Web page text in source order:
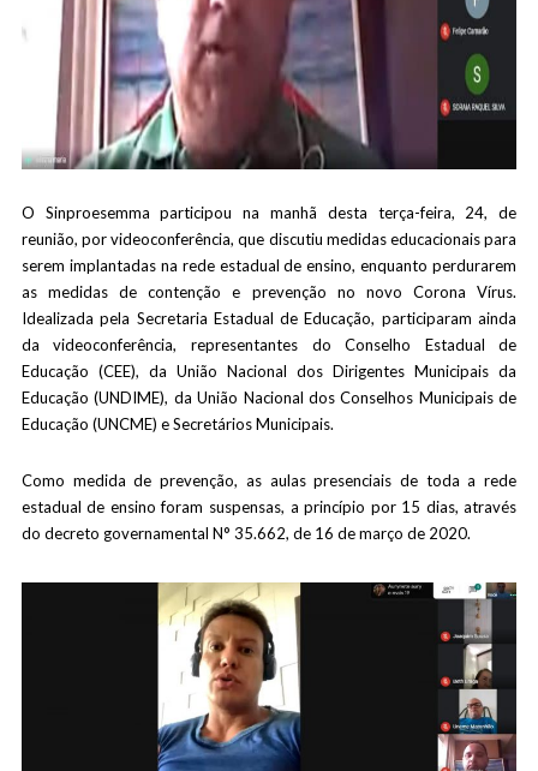
O Sinproesemma participou na manhã desta terça-feira, 24, de
reunião, por videoconferência, que discutiu medidas educacionais para
serem implantadas na rede estadual de ensino, enquanto perdurarem
as medidas de contenção e prevenção no novo Corona Vírus.
Idealizada pela Secretaria Estadual de Educação, participaram ainda
da videoconferência, representantes do Conselho Estadual de
Educação (CEE), da União Nacional dos Dirigentes Municipais da
Educação (UNDIME), da União Nacional dos Conselhos Municipais de
Educação (UNCME) e Secretários Municipais.
Como medida de prevenção, as aulas presenciais de toda a rede
estadual de ensino foram suspensas, a princípio por 15 dias, através
do decreto governamental N° 35.662, de 16 de março de 2020.